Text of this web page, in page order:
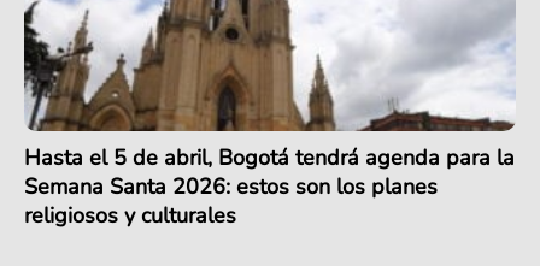
Hasta el 5 de abril, Bogotá tendrá agenda para la
Semana Santa 2026: estos son los planes
religiosos y culturales